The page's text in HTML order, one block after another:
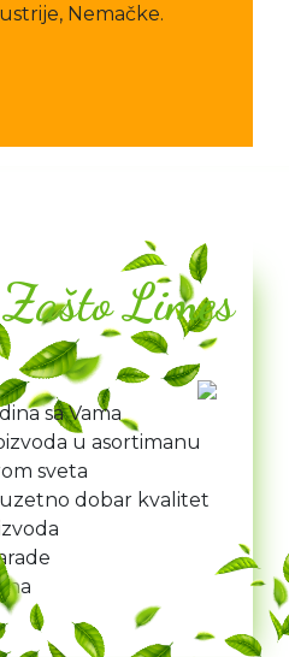
Nemačke.
Zašto Limes
sa Vama
u asortimanu
sveta
dobar kvalitet